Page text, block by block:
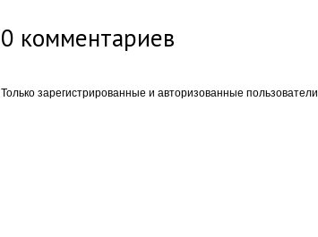
0 комментариев
Только зарегистрированные и авторизованные